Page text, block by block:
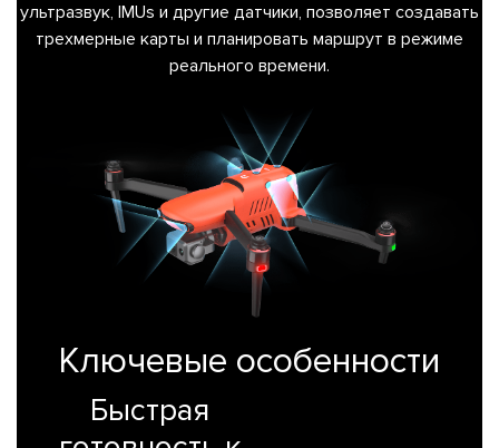
ультразвук, IMUs и другие датчики, позволяет создавать
трехмерные карты и планировать маршрут в режиме
реального времени.
Ключевые особенности
Быстрая